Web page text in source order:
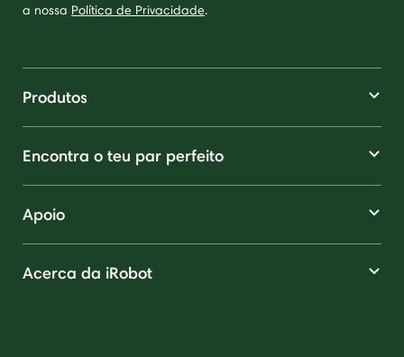
a nossa Política de Privacidade.
Produtos
Encontra o teu par perfeito
Apoio
Acerca da iRobot